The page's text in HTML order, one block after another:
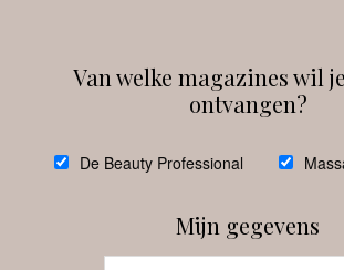
Van welke magazines wil
ontvangen?
De Beauty Professional
Mijn gegevens